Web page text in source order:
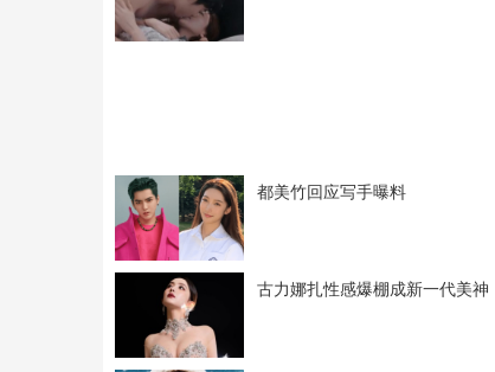
都美竹回应写手曝料
古力娜扎性感爆棚成新一代美神